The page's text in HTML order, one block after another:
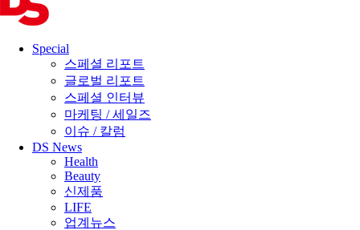
search
Menu
Special
스페셜 리포트
글로벌 리포트
스페셜 인터뷰
마케팅 / 세일즈
이슈 / 칼럼
DS News
Health
Beauty
신제품
LIFE
업계뉴스